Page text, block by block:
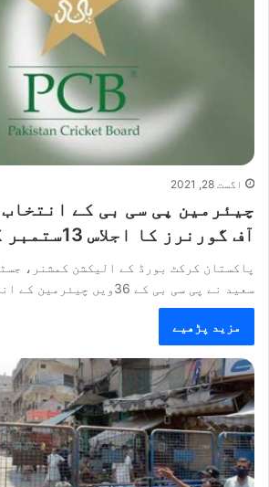
اگست 28, 2021
چیئرمین پی سی بی کے
آف گورنرز کا اجلاس 13ستمبر کو طلب
پاکستان کرکٹ بورڈ کے الیکشن کمشنر،
سعید نے پی سی بی کے 36ویں چیئرمین کے انتخاب…
مزید پڑھیے